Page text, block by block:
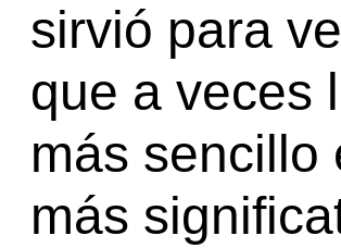
sirvió para
que a veces
más sencillo
más